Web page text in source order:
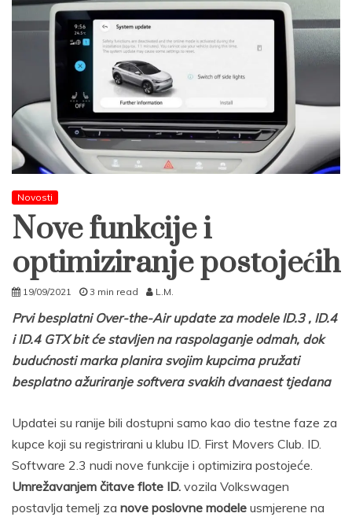
Novosti
Nove funkcije i
optimiziranje postojećih
19/09/2021 3 min read L.M.
Prvi besplatni Over-the-Air update za modele ID.3 , ID.4
i ID.4 GTX bit će stavljen na raspolaganje odmah, dok
budućnosti marka planira svojim kupcima pružati
besplatno ažuriranje softvera svakih dvanaest tjedana
Updatei su ranije bili dostupni samo kao dio testne faze za
kupce koji su registrirani u klubu ID. First Movers Club. ID.
Software 2.3 nudi nove funkcije i optimizira postojeće.
Umrežavanjem čitave flote ID. vozila Volkswagen
postavlja temelj za nove poslovne modele usmjerene na